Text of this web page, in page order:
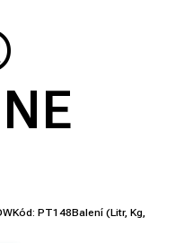
Kód: PT148Balení (Litr, Kg,